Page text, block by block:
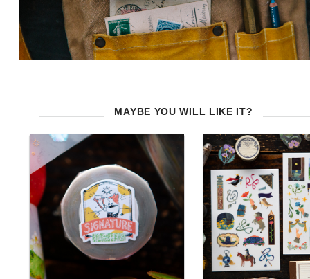
MAYBE YOU WILL LIKE IT?